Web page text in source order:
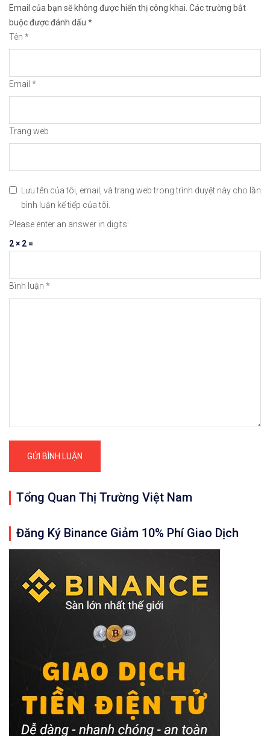
🔗https://chungkhoanforex.com/phan-tich-vang-
Email của bạn sẽ không được hiển thị công khai. Các trường bắt
buộc được đánh dấu *
Tên *
Email *
Trang web
Lưu tên của tôi, email, và trang web trong trình duyệt này cho lần
bình luận kế tiếp của tôi.
Please enter an answer in digits:
2 × 2 =
Bình luận *
Tổng Quan Thị Trường Việt Nam
Đăng Ký Binance Giảm 10% Phí Giao Dịch